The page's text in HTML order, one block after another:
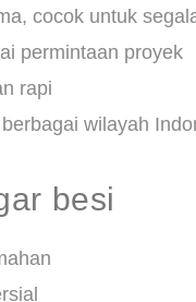
cocok untuk
permintaan proyek
rapi
wilayah
besi